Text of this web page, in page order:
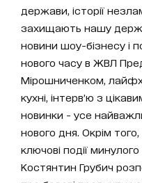
держави, історії
захищають нашу
новини шоу-бізнесу і
нового часу в ЖВЛ
Мірошниченком,
кухні, інтерв’ю з
новинки - усе
нового дня. Окрім
ключові події минулого
Костянтин Грубич